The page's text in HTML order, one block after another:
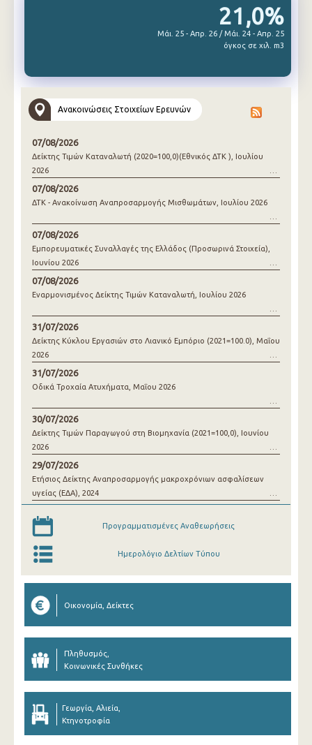
21,0%
Μάι. 25 - Απρ. 26 / Μάι. 24 - Απρ. 25
όγκος σε χιλ. m3
Ανακοινώσεις Στοιχείων Ερευνών
07/08/2026
Δείκτης Τιμών Καταναλωτή (2020=100,0)(Εθνικός ΔΤΚ ), Ιουλίου
2026
07/08/2026
ΔΤΚ - Ανακοίνωση Αναπροσαρμογής Μισθωμάτων, Ιουλίου 2026
07/08/2026
Εμπορευματικές Συναλλαγές της Ελλάδος (Προσωρινά Στοιχεία),
Ιουνίου 2026
07/08/2026
Εναρμονισμένος Δείκτης Τιμών Καταναλωτή, Ιουλίου 2026
31/07/2026
Δείκτης Κύκλου Εργασιών στο Λιανικό Εμπόριο (2021=100.0), Μαΐου
2026
31/07/2026
Οδικά Τροχαία Ατυχήματα, Μαΐου 2026
30/07/2026
Δείκτης Τιμών Παραγωγού στη Βιομηχανία (2021=100,0), Ιουνίου
2026
29/07/2026
Ετήσιος Δείκτης Αναπροσαρμογής μακροχρόνιων ασφαλίσεων
υγείας (ΕΔΑ), 2024
Προγραμματισμένες Αναθεωρήσεις
Ημερολόγιο Δελτίων Τύπου
Οικονομία, Δείκτες
Πληθυσμός,
Κοινωνικές Συνθήκες
Γεωργία, Αλιεία,
Κτηνοτροφία